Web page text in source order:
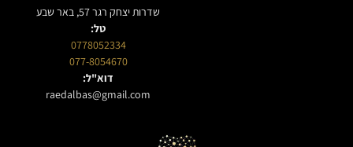
שדרות יצחק רגר 57, באר שבע
טל:
0778052334
077-8054670
דוא"ל:
raedalbas@gmail.com